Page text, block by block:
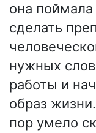
она поймала
сделать
нужных
работы и
образ
пор умело